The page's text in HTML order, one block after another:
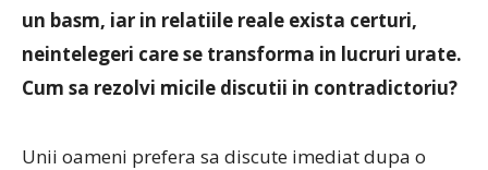
un basm, iar in relatiile reale exista certuri,
neintelegeri care se transforma in lucruri urate.
Cum sa rezolvi micile discutii in contradictoriu?
Unii oameni prefera sa discute imediat dupa o